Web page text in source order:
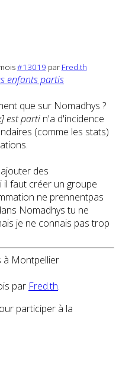
#13019 par Fred.th
enfants partis
que sur Nomadhys ?
est parti n'a d'incidence
(comme les stats)
des
il faut créer un groupe
ne prennentpas
Nomadhys tu ne
je ne connais pas trop
à Montpellier
par Fred.th.
participer à la